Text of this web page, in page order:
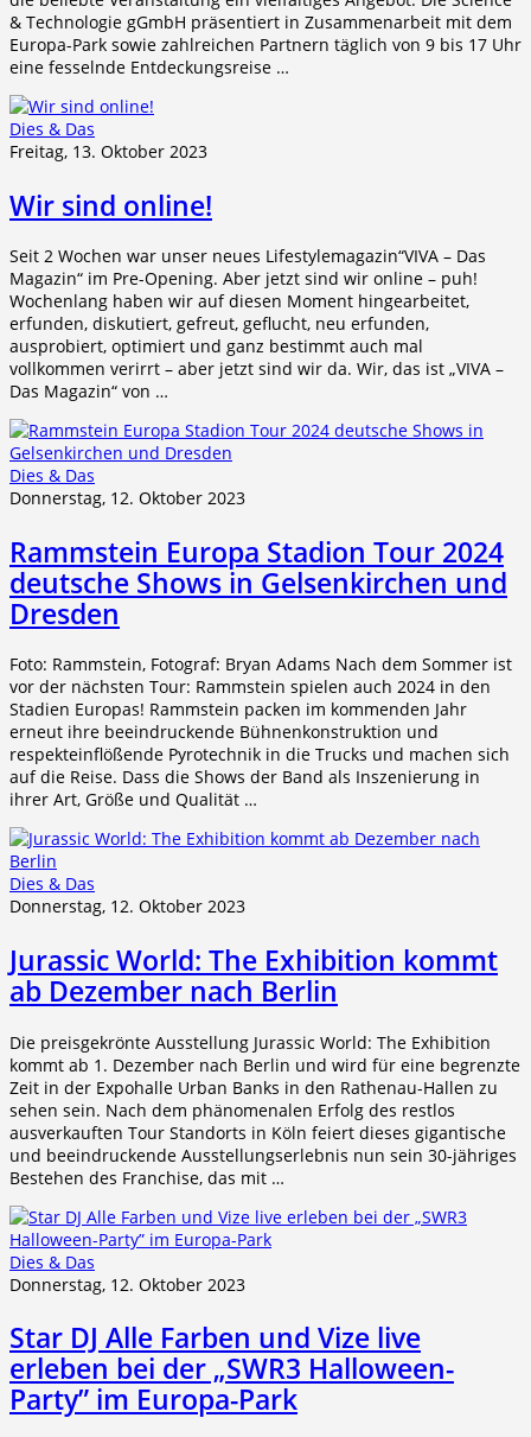
& Technologie gGmbH präsentiert in Zusammenarbeit mit dem
Europa-Park sowie zahlreichen Partnern täglich von 9 bis 17 Uhr
eine fesselnde Entdeckungsreise …
Dies & Das
Freitag, 13. Oktober 2023
Wir sind online!
Seit 2 Wochen war unser neues Lifestylemagazin“VIVA – Das
Magazin“ im Pre-Opening. Aber jetzt sind wir online – puh!
Wochenlang haben wir auf diesen Moment hingearbeitet,
erfunden, diskutiert, gefreut, geflucht, neu erfunden,
ausprobiert, optimiert und ganz bestimmt auch mal
vollkommen verirrt – aber jetzt sind wir da. Wir, das ist „VIVA –
Das Magazin“ von …
Dies & Das
Donnerstag, 12. Oktober 2023
Rammstein Europa Stadion Tour 2024
deutsche Shows in Gelsenkirchen und
Dresden
Foto: Rammstein, Fotograf: Bryan Adams Nach dem Sommer ist
vor der nächsten Tour: Rammstein spielen auch 2024 in den
Stadien Europas! Rammstein packen im kommenden Jahr
erneut ihre beeindruckende Bühnenkonstruktion und
respekteinflößende Pyrotechnik in die Trucks und machen sich
auf die Reise. Dass die Shows der Band als Inszenierung in
ihrer Art, Größe und Qualität …
Dies & Das
Donnerstag, 12. Oktober 2023
Jurassic World: The Exhibition kommt
ab Dezember nach Berlin
Die preisgekrönte Ausstellung Jurassic World: The Exhibition
kommt ab 1. Dezember nach Berlin und wird für eine begrenzte
Zeit in der Expohalle Urban Banks in den Rathenau-Hallen zu
sehen sein. Nach dem phänomenalen Erfolg des restlos
ausverkauften Tour Standorts in Köln feiert dieses gigantische
und beeindruckende Ausstellungserlebnis nun sein 30-jähriges
Bestehen des Franchise, das mit …
Dies & Das
Donnerstag, 12. Oktober 2023
Star DJ Alle Farben und Vize live
erleben bei der „SWR3 Halloween-
Party” im Europa-Park